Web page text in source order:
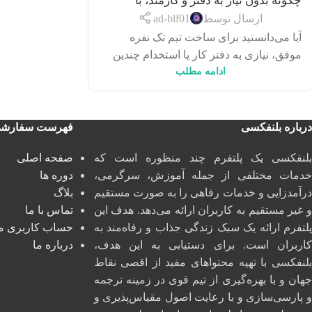
ابزارهای خودکار، یک «تیم تک‌نفره»
قدرتمند بسازیم؟
ارسال توسط
ad-blf01
آیا می‌دانستید برای ساخت تیم تک نفره
موفق، نیازی به دفتر کار یا استخدام چندین
کارمند ندارید؟ در دنیای دیجیتال ...
ادامه مطلب
درباره بلنفکسی
بلنفکسی یک پلتفرم چند منظوره است که
خدمات مختلفی از جمله آموزش، سرگرمی،
درآمدزایی و خدمات رفاهی را به صورت مستقیم
و غیر مستقیم به کاربران ارائه می‌دهد. هدف این
پلتفرم ارائه یک سبک زندگی جذاب و رفاه‌مند به
کاربران است. برای دستیابی به این هدف،
بلنفکسی با تهیه محتواهای مفید از اقصی نقاط
جهان و با بهره‌گیری از تیم قوی در زمینه ترجمه
و پارسی‌سازی و با رعایت اصول مقیاس‌پذیری و
فهرست
صفحه اصلی
دوره ها
بلاگ
تماس با ما
حساب کاربری
درباره ما